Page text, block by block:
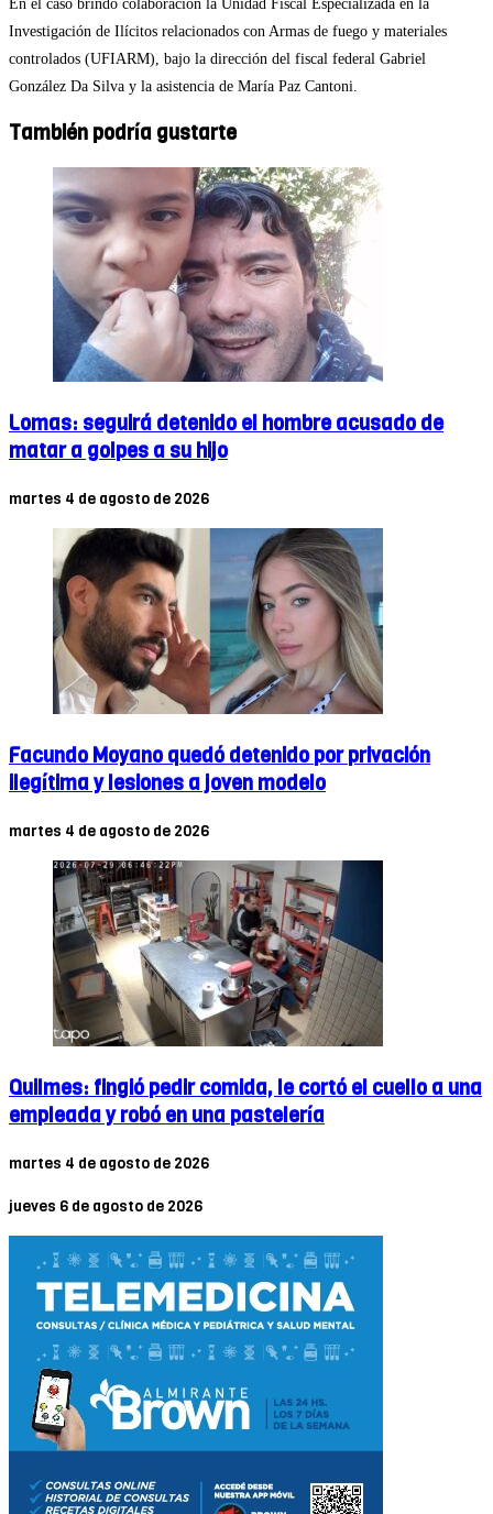
En el caso brindó colaboración la Unidad Fiscal Especializada en la
Investigación de Ilícitos relacionados con Armas de fuego y materiales
controlados (UFIARM), bajo la dirección del fiscal federal Gabriel
González Da Silva y la asistencia de María Paz Cantoni.
También podría gustarte
Lomas: seguirá detenido el hombre acusado de
matar a golpes a su hijo
martes 4 de agosto de 2026
Facundo Moyano quedó detenido por privación
ilegítima y lesiones a joven modelo
martes 4 de agosto de 2026
Quilmes: fingió pedir comida, le cortó el cuello a una
empleada y robó en una pastelería
martes 4 de agosto de 2026
jueves 6 de agosto de 2026